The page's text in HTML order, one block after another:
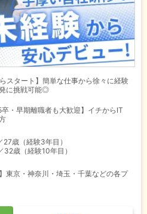
スタート】簡単な仕事から徐々に経験
に挑戦可能◎
卒・早期離職者も大歓迎】イチからIT
歳（経験3年目）
32歳（経験10年目）
東京・神奈川・埼玉・千葉などの各プ